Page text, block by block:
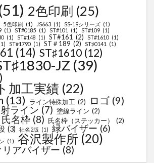
2色印刷 (25)
5色印刷 (1) JS663 (1) SS-19シリーズ (1)
(1) ST#0185 (1) ST#101 (1) ST#109 (1)
(1) ST#148 (1) ST#161 (2) ST#1610 (1)
ST#1790 (1) ST＃189 (2) ST♯0141
(1)
(14) ST♯1610 (12)
JZ (39)
加工実績 (22)
(13) ライン特殊加工 (2) ロゴ (9)
ライン (7) 塗線ライン (2)
氏名枠 (8) 氏名枠（ステッカー） (2)
(3) 社名2版 (1) 緑バイザー (6)
(1) 谷沢製作所 (20)
アバイザー (8)